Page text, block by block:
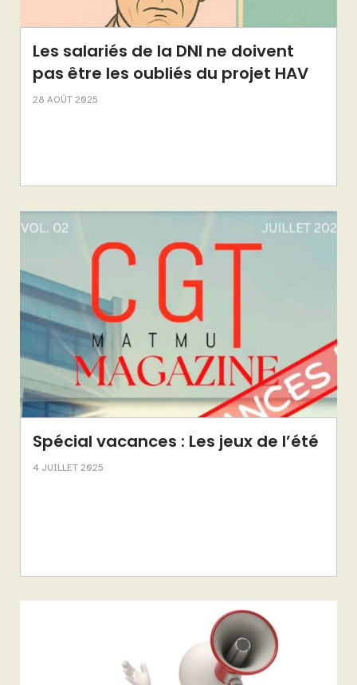
Les salariés de la DNI ne doivent
pas être les oubliés du projet HAV
28 AOÛT 2025
Spécial vacances : Les jeux de l’été
4 JUILLET 2025